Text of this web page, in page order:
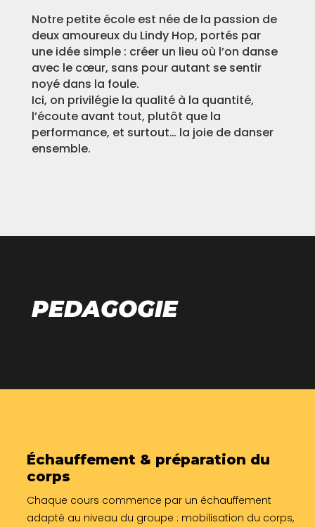
Notre petite école est née de la passion de
deux amoureux du Lindy Hop, portés par
une idée simple : créer un lieu où l’on danse
avec le cœur, sans pour autant se sentir
noyé dans la foule.
Ici, on privilégie la qualité à la quantité,
l’écoute avant tout, plutôt que la
performance, et surtout… la joie de danser
ensemble.
PEDAGOGIE
Échauffement & préparation du
corps
Chaque cours commence par un échauffement
adapté au niveau du groupe : mobilisation du corps,